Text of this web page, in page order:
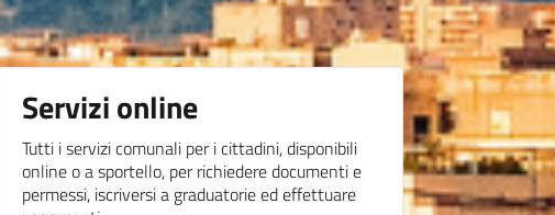
Servizi online
Tutti i servizi comunali per i cittadini, disponibili
online o a sportello, per richiedere documenti e
permessi, iscriversi a graduatorie ed effettuare